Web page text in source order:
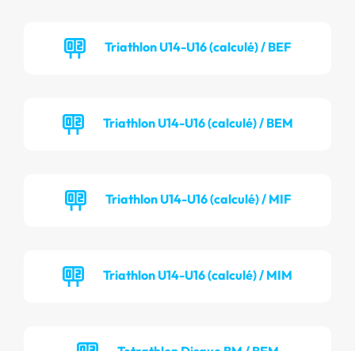
Triathlon U14-U16 (calculé) / BEF
Triathlon U14-U16 (calculé) / BEM
Triathlon U14-U16 (calculé) / MIF
Triathlon U14-U16 (calculé) / MIM